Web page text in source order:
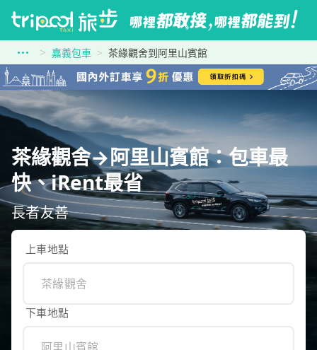
嘉義包車 茶緣觀舍到阿里山賓館
茶緣觀舍→阿里山賓館：包車最
快、iRent最省
長者友善
上車地點
下車地點